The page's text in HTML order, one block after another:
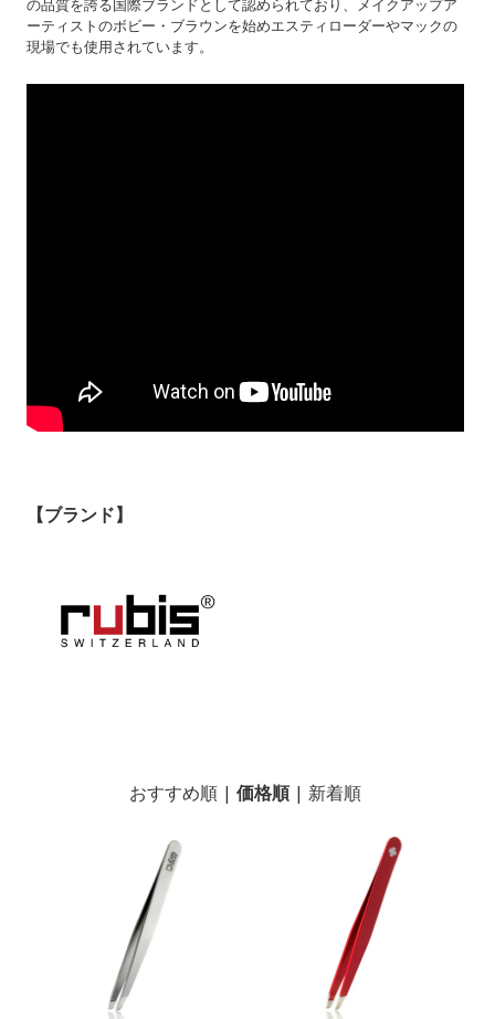
の品質を誇る国際ブランドとして認められており、メイクアップア
ーティストのボビー・ブラウンを始めエスティローダーやマックの
現場でも使用されています。
【ブランド】
おすすめ順| 価格順| 新着順